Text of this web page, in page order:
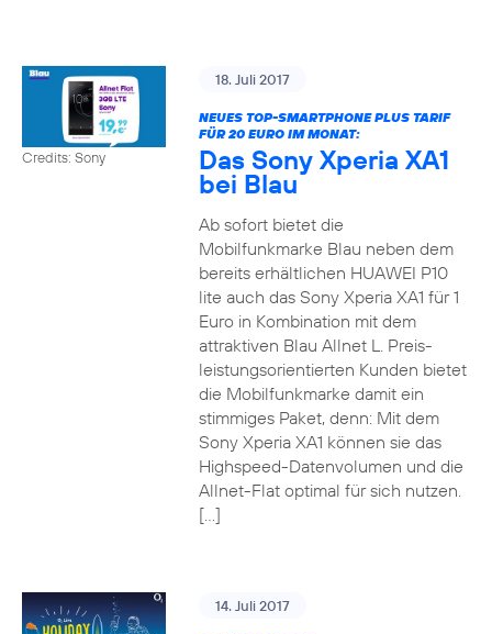
Credits: Sony
18. Juli 2017
NEUES TOP-SMARTPHONE PLUS TARIF
FÜR 20 EURO IM MONAT:
Das Sony Xperia XA1
bei Blau
Ab sofort bietet die
Mobilfunkmarke Blau neben dem
bereits erhältlichen HUAWEI P10
lite auch das Sony Xperia XA1 für 1
Euro in Kombination mit dem
attraktiven Blau Allnet L. Preis-
leistungsorientierten Kunden bietet
die Mobilfunkmarke damit ein
stimmiges Paket, denn: Mit dem
Sony Xperia XA1 können sie das
Highspeed-Datenvolumen und die
Allnet-Flat optimal für sich nutzen.
[…]
14. Juli 2017